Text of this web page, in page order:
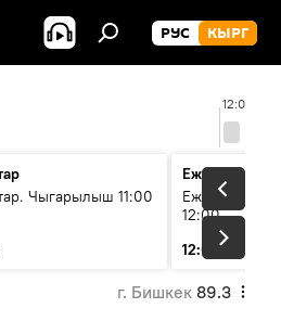
РУС КЫРГ
12:00
Чыгарылыш 11:00
Ежедневные
Ежедневные
12:00
12:01
3 мин
г. Бишкек 89.3